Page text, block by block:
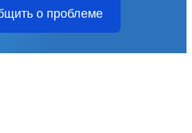
о проблеме